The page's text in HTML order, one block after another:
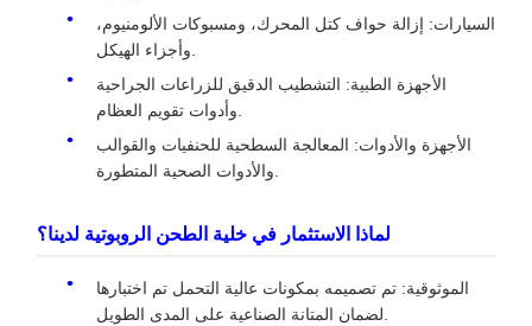
السيارات: إزالة حواف كتل المحرك، ومسبوكات الألومنيوم،
الأجهزة الطبية: التشطيب الدقيق للزراعات الجراحية
الأجهزة والأدوات: المعالجة السطحية للحنفيات والقوالب
لماذا الاستثمار في خلية الطحن الروبوتية لدينا؟
الموثوقية: تم تصميمه بمكونات عالية التحمل تم اختبارها